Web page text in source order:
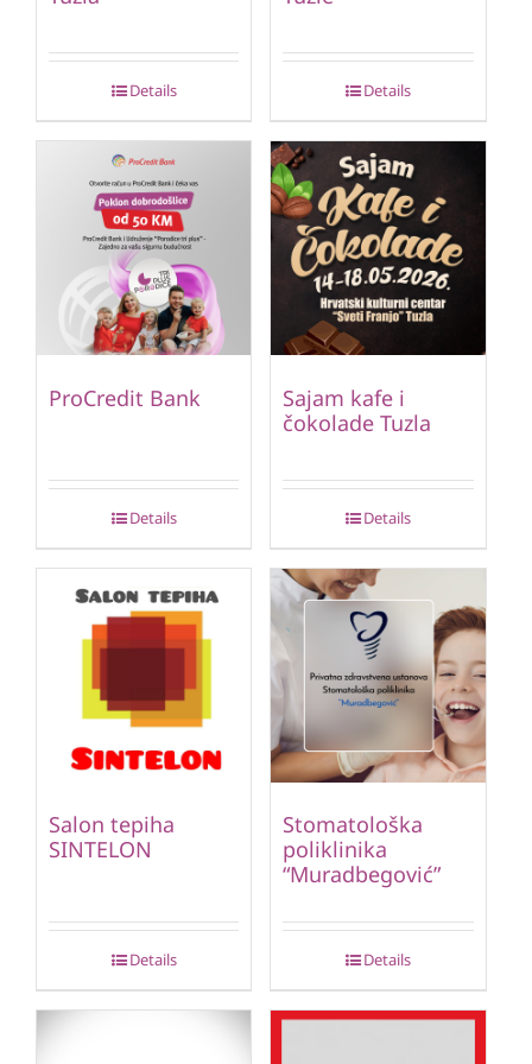
Details Details
ProCredit Bank
Details
Sajam kafe i
čokolade Tuzla
Details
Salon tepiha
SINTELON
Details
Stomatološka
poliklinika
“Muradbegović”
Details